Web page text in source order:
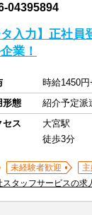
04395894
タ入力】正社
業！
時給1450
形態
紹介予定派
セス
大宮駅
徒歩3分
未経験者歓迎
スタッフサービスの求